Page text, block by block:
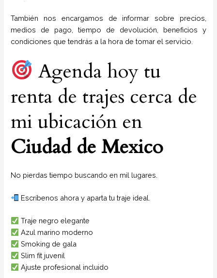
También nos encargamos de informar sobre precios,
medios de pago, tiempo de devolución, beneficios y
condiciones que tendrás a la hora de tomar el servicio.
Agenda hoy tu
renta de trajes cerca de
mi ubicación en
Ciudad de Mexico
No pierdas tiempo buscando en mil lugares.
Escríbenos ahora y aparta tu traje ideal.
Traje negro elegante
Azul marino moderno
Smoking de gala
Slim fit juvenil
Ajuste profesional incluido